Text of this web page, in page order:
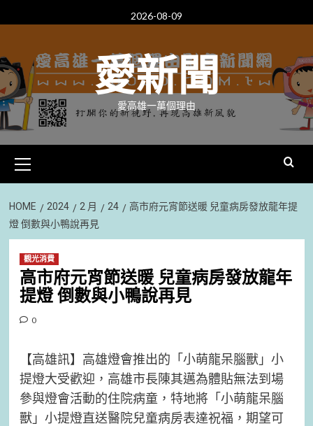
to
2026-08-09
愛新聞
愛高雄一萬個理由
Menu
HOME 2024 2 月 24
高市府元宵節送暖 兒童病房發放龍年提
燈 倒數與小鴨說再見
觀光消費
高市府元宵節送暖 兒童病房發放龍年
提燈 倒數與小鴨說再見
0
【高雄訊】高雄燈會推出的「小萌龍呆腦獸」小
提燈大受歡迎，高雄市長陳其邁為體貼無法到場
參與燈會活動的住院病童，特地將「小萌龍呆腦
獸」小提燈直送醫院兒童病房表達祝福，期望可